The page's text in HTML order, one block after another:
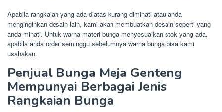
Apabila rangkaian yang ada diatas kurang diminati atau anda
menginginkan desain lain, kami akan membuatkan desain seperti yang
anda minati. Untuk warna materi bunga menyesuaikan stok yang ada,
apabila anda order seminggu sebelumnya warna bunga bisa kami
usahakan.
Penjual Bunga Meja Genteng
Mempunyai Berbagai Jenis
Rangkaian Bunga